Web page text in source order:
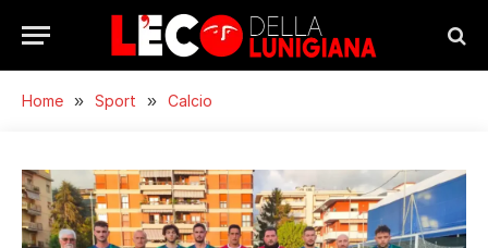
Home » Sport » Calcio